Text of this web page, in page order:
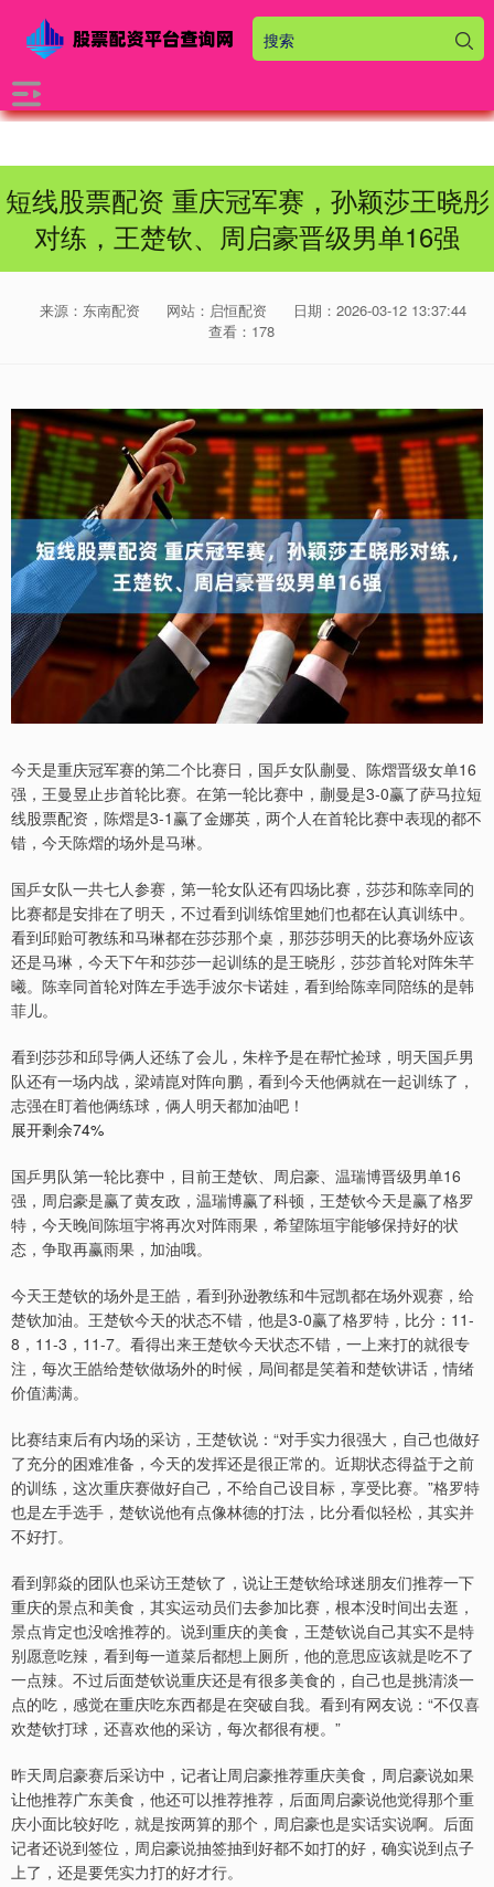
短线股票配资 重庆冠军赛，孙颖莎王晓彤
对练，王楚钦、周启豪晋级男单16强
来源：东南配资 网站：启恒配资
日期：2026-03-12 13:37:44
查看：178
今天是重庆冠军赛的第二个比赛日，国乒女队蒯曼、陈熠晋级女单16
强，王曼昱止步首轮比赛。在第一轮比赛中，蒯曼是3-0赢了萨马拉短
线股票配资，陈熠是3-1赢了金娜英，两个人在首轮比赛中表现的都不
错，今天陈熠的场外是马琳。
国乒女队一共七人参赛，第一轮女队还有四场比赛，莎莎和陈幸同的
比赛都是安排在了明天，不过看到训练馆里她们也都在认真训练中。
看到邱贻可教练和马琳都在莎莎那个桌，那莎莎明天的比赛场外应该
还是马琳，今天下午和莎莎一起训练的是王晓彤，莎莎首轮对阵朱芊
曦。陈幸同首轮对阵左手选手波尔卡诺娃，看到给陈幸同陪练的是韩
菲儿。
看到莎莎和邱导俩人还练了会儿，朱梓予是在帮忙捡球，明天国乒男
队还有一场内战，梁靖崑对阵向鹏，看到今天他俩就在一起训练了，
志强在盯着他俩练球，俩人明天都加油吧！
展开剩余74%
国乒男队第一轮比赛中，目前王楚钦、周启豪、温瑞博晋级男单16
强，周启豪是赢了黄友政，温瑞博赢了科顿，王楚钦今天是赢了格罗
特，今天晚间陈垣宇将再次对阵雨果，希望陈垣宇能够保持好的状
态，争取再赢雨果，加油哦。
今天王楚钦的场外是王皓，看到孙逊教练和牛冠凯都在场外观赛，给
楚钦加油。王楚钦今天的状态不错，他是3-0赢了格罗特，比分：11-
8，11-3，11-7。看得出来王楚钦今天状态不错，一上来打的就很专
注，每次王皓给楚钦做场外的时候，局间都是笑着和楚钦讲话，情绪
价值满满。
比赛结束后有内场的采访，王楚钦说：“对手实力很强大，自己也做好
了充分的困难准备，今天的发挥还是很正常的。近期状态得益于之前
的训练，这次重庆赛做好自己，不给自己设目标，享受比赛。”格罗特
也是左手选手，楚钦说他有点像林德的打法，比分看似轻松，其实并
不好打。
看到郭焱的团队也采访王楚钦了，说让王楚钦给球迷朋友们推荐一下
重庆的景点和美食，其实运动员们去参加比赛，根本没时间出去逛，
景点肯定也没啥推荐的。说到重庆的美食，王楚钦说自己其实不是特
别愿意吃辣，看到每一道菜后都想上厕所，他的意思应该就是吃不了
一点辣。不过后面楚钦说重庆还是有很多美食的，自己也是挑清淡一
点的吃，感觉在重庆吃东西都是在突破自我。看到有网友说：“不仅喜
欢楚钦打球，还喜欢他的采访，每次都很有梗。”
昨天周启豪赛后采访中，记者让周启豪推荐重庆美食，周启豪说如果
让他推荐广东美食，他还可以推荐推荐，后面周启豪说他觉得那个重
庆小面比较好吃，就是按两算的那个，周启豪也是实话实说啊。后面
记者还说到签位，周启豪说抽签抽到好都不如打的好，确实说到点子
上了，还是要凭实力打的好才行。